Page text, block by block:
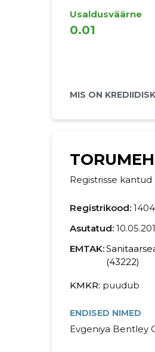
Usaldusväärne
0.01
MIS ON
Registrisse kantud
Registrikood:
Asutatud:
EMTAK:
(43222)
KMKR puudub
ENDISED NIMED
Evgeniya Bentley